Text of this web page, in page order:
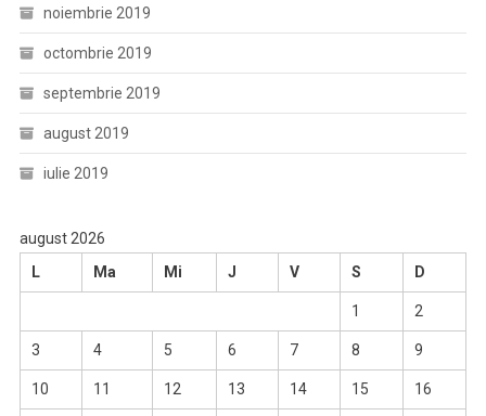
noiembrie 2019
octombrie 2019
septembrie 2019
august 2019
iulie 2019
august 2026
L
Ma Mi J V S D
1 2
3 4 5 6 7 8 9
10 11 12 13 14 15 16